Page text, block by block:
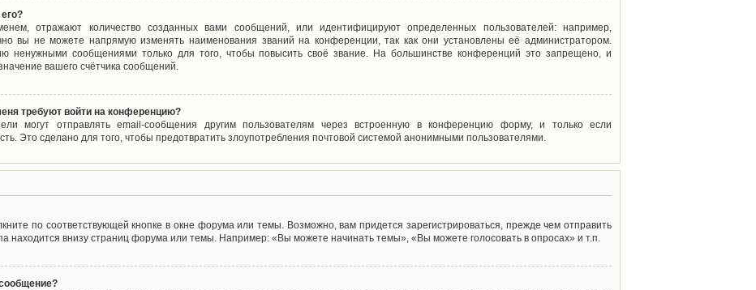
отражают количество созданных вами сообщений, или идентифицируют определенных пользователей: например,
вы не можете напрямую изменять наименования званий на конференции, так как они установлены её администратором.
ненужными сообщениями только для того, чтобы повысить своё звание. На большинстве конференций это запрещено, и
вашего счётчика сообщений.
требуют войти на конференцию?
могут отправлять email-сообщения другим пользователям через встроенную в конференцию форму, и только если
Это сделано для того, чтобы предотвратить злоупотребления почтовой системой анонимными пользователями.
по соответствующей кнопке в окне форума или темы. Возможно, вам придется зарегистрироваться, прежде чем отправить
находится внизу страниц форума или темы. Например: «Вы можете начинать темы», «Вы можете голосовать в опросах» и т.п.